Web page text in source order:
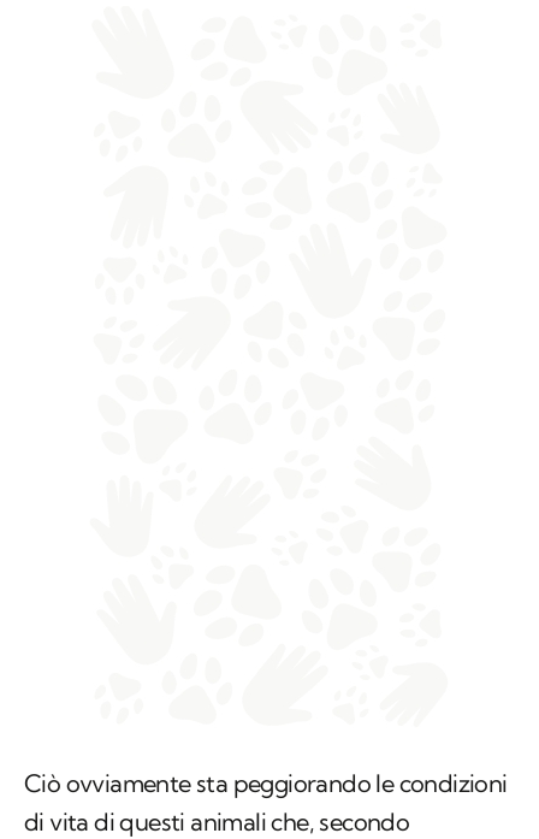
Ciò ovviamente sta peggiorando le condizioni
di vita di questi animali che, secondo